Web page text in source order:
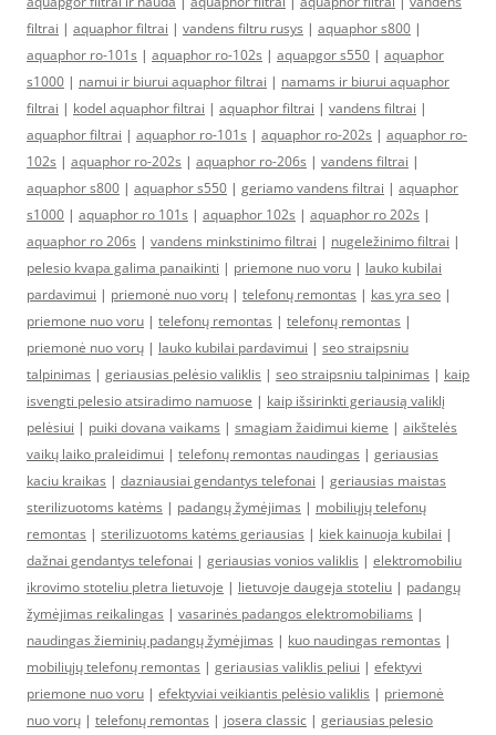
filtrai | aquaphor filtrai | vandens filtru rusys | aquaphor s800 |
aquaphor ro-101s | aquaphor ro-102s | aquapgor s550 | aquaphor
s1000 | namui ir biurui aquaphor filtrai | namams ir biurui aquaphor
filtrai | kodel aquaphor filtrai | aquaphor filtrai | vandens filtrai |
aquaphor filtrai | aquaphor ro-101s | aquaphor ro-202s | aquaphor ro-
102s | aquaphor ro-202s | aquaphor ro-206s | vandens filtrai |
aquaphor s800 | aquaphor s550 | geriamo vandens filtrai | aquaphor
s1000 | aquaphor ro 101s | aquaphor 102s | aquaphor ro 202s |
aquaphor ro 206s | vandens minkstinimo filtrai | nugeležinimo filtrai |
pelesio kvapa galima panaikinti | priemone nuo voru | lauko kubilai
pardavimui | priemonė nuo vorų | telefonų remontas | kas yra seo |
priemone nuo voru | telefonų remontas | telefonų remontas |
priemonė nuo vorų | lauko kubilai pardavimui | seo straipsniu
talpinimas | geriausias pelėsio valiklis | seo straipsniu talpinimas | kaip
isvengti pelesio atsiradimo namuose | kaip išsirinkti geriausią valiklį
pelėsiui | puiki dovana vaikams | smagiam žaidimui kieme | aikštelės
vaikų laiko praleidimui | telefonų remontas naudingas | geriausias
kaciu kraikas | dazniausiai gendantys telefonai | geriausias maistas
sterilizuotoms katėms | padangų žymėjimas | mobiliųjų telefonų
remontas | sterilizuotoms katėms geriausias | kiek kainuoja kubilai |
dažnai gendantys telefonai | geriausias vonios valiklis | elektromobiliu
ikrovimo stoteliu pletra lietuvoje | lietuvoje daugeja stoteliu | padangų
žymėjimas reikalingas | vasarinės padangos elektromobiliams |
naudingas žieminių padangų žymėjimas | kuo naudingas remontas |
mobiliųjų telefonų remontas | geriausias valiklis peliui | efektyvi
priemone nuo voru | efektyviai veikiantis pelėsio valiklis | priemonė
nuo vorų | telefonų remontas | josera classic | geriausias pelesio